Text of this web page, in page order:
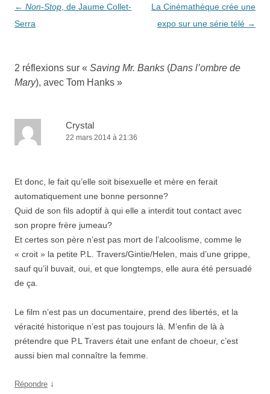
n
e
Navigation
des
← Non-Stop, de Jaume Collet-
Serra
La Cinémathèque crée une
expo sur une série télé →
2 réflexions sur « Saving Mr. Banks (Dans l’ombre de
Mary), avec Tom Hanks »
Crystal
22 mars 2014 à 21:36
Et donc, le fait qu’elle soit bisexuelle et mère en ferait
automatiquement une bonne personne?
Quid de son fils adoptif à qui elle a interdit tout contact avec
son propre frère jumeau?
Et certes son père n’est pas mort de l’alcoolisme, comme le
« croit » la petite P.L. Travers/Gintie/Helen, mais d’une grippe,
sauf qu’il buvait, oui, et que longtemps, elle aura été persuadé
de ça.
Le film n’est pas un documentaire, prend des libertés, et la
véracité historique n’est pas toujours là. M’enfin de là à
prétendre que P.L Travers était une enfant de choeur, c’est
aussi bien mal connaître la femme.
Répondre ↓